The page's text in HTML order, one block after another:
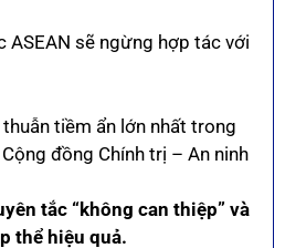
ASEAN sẽ ngừng hợp tác với
tiềm ẩn lớn nhất trong
đồng Chính trị – An ninh
tắc “không can thiệp” và
thể hiệu quả.